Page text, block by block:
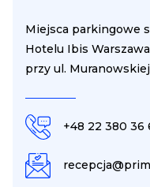
Miejsca parkingowe
Hotelu Ibis
przy ul.
+48 22 380 36